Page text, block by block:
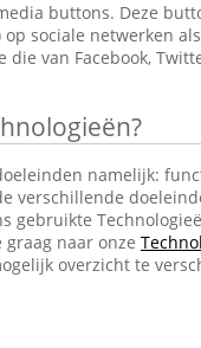
buttons. Deze
op sociale netwerken
van Facebook,
namelijk:
verschillende
gebruikte
naar onze
overzicht te